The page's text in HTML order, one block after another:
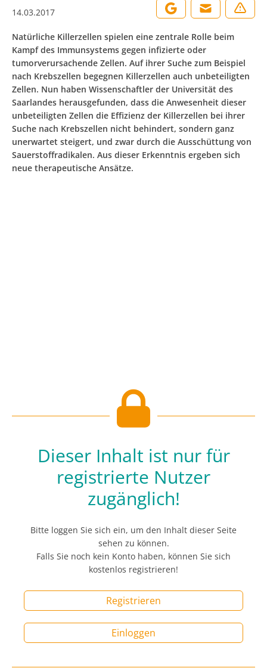
14.03.2017
Natürliche Killerzellen spielen eine zentrale Rolle beim
Kampf des Immunsystems gegen infizierte oder
tumorverursachende Zellen. Auf ihrer Suche zum Beispiel
nach Krebszellen begegnen Killerzellen auch unbeteiligten
Zellen. Nun haben Wissenschaftler der Universität des
Saarlandes herausgefunden, dass die Anwesenheit dieser
unbeteiligten Zellen die Effizienz der Killerzellen bei ihrer
Suche nach Krebszellen nicht behindert, sondern ganz
unerwartet steigert, und zwar durch die Ausschüttung von
Sauerstoffradikalen. Aus dieser Erkenntnis ergeben sich
neue therapeutische Ansätze.
Dieser Inhalt ist nur für
registrierte Nutzer
zugänglich!
Bitte loggen Sie sich ein, um den Inhalt dieser Seite
sehen zu können.
Falls Sie noch kein Konto haben, können Sie sich
kostenlos registrieren!
Registrieren
Einloggen